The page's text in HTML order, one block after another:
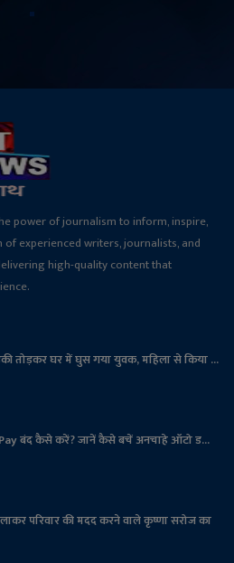
power of journalism to inform, inspire,
experienced writers, journalists, and
high-quality content that
तोड़कर घर में घुस गया युवक, महिला से किया ...
बंद कैसे करें? जानें कैसे बचें अनचाहे ऑटो ड...
परिवार की मदद करने वाले कृष्णा सरोज का